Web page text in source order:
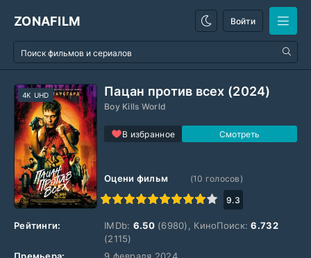
ZONAFILM Войти
Пацан против всех (2024)
Boy Kills World
В избранное
4K UHD
Оцени фильм
1
2 3 4 5 6 7 8 9 10
(10 голосов)
9.3
Рейтинги: IMDb: 6.50(6980), КиноПоиск:6.732
(2115)